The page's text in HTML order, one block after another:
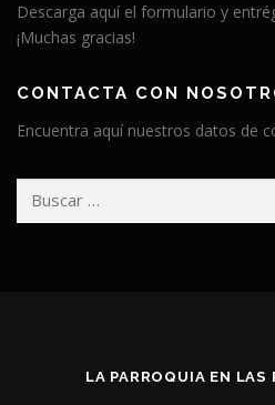
Descarga aquí el formulario y
¡Muchas gracias!
CONTACTA CON
Encuentra aquí nuestros datos de
LA PARROQUIA EN LAS